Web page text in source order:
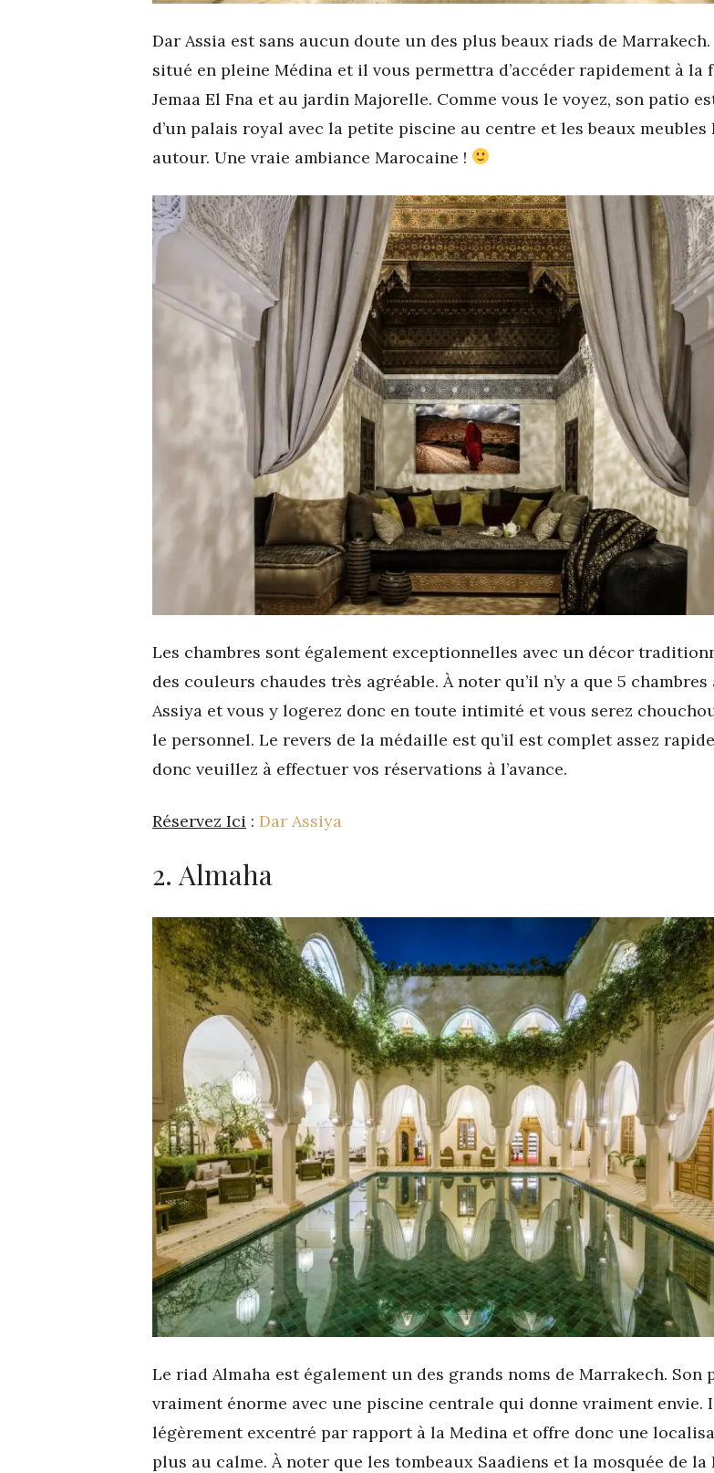
Dar Assia est sans aucun doute un des plus beaux riads de
situé en pleine Médina et il vous permettra d’accéder rapidement à la
Jemaa El Fna et au jardin Majorelle. Comme vous le voyez, son patio
d’un palais royal avec la petite piscine au centre et les beaux
autour. Une vraie ambiance Marocaine !
Les chambres sont également exceptionnelles avec un décor
des couleurs chaudes très agréable. À noter qu’il n’y a que 5 chambres
Assiya et vous y logerez donc en toute intimité et vous serez
le personnel. Le revers de la médaille est qu’il est complet assez
donc veuillez à effectuer vos réservations à l’avance.
Réservez Ici : Dar Assiya
2. Almaha
Le riad Almaha est également un des grands noms de Marrakech. Son
vraiment énorme avec une piscine centrale qui donne vraiment envie.
légèrement excentré par rapport à la Medina et offre donc une
plus au calme. À noter que les tombeaux Saadiens et la mosquée de la